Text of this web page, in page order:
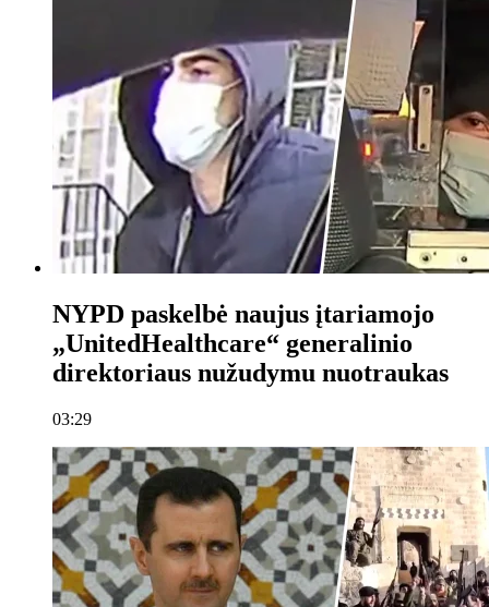
NYPD paskelbė naujus įtariamojo
„UnitedHealthcare“ generalinio
direktoriaus nužudymu nuotraukas
03:29